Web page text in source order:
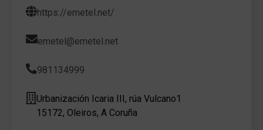
https://emetel.net/
emetel@emetel.net
981134999
Urbanización Icaria III, rúa Vulcano1
15172, Oleiros, A Coruña